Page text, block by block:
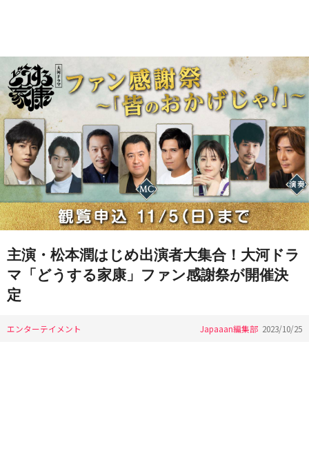
主演・松本潤はじめ出演者大集合！大河ドラ
マ「どうする家康」ファン感謝祭が開催決
定
エンターテイメント Japaaan編集部 2023/10/25